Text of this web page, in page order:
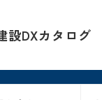
設DXカタログ